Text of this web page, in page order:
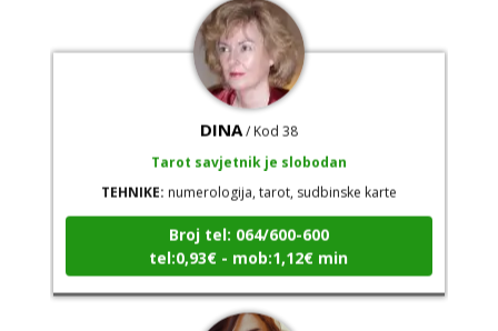
DINA/ Kod 38
numerologija, tarot, sudbinske karte
Broj tel: 064/600-600
tel:0,93€ - mob:1,12€ min